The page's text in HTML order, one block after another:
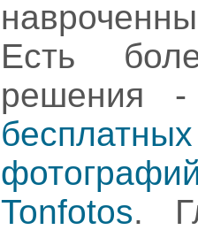
Есть
решения
Tonfotos.